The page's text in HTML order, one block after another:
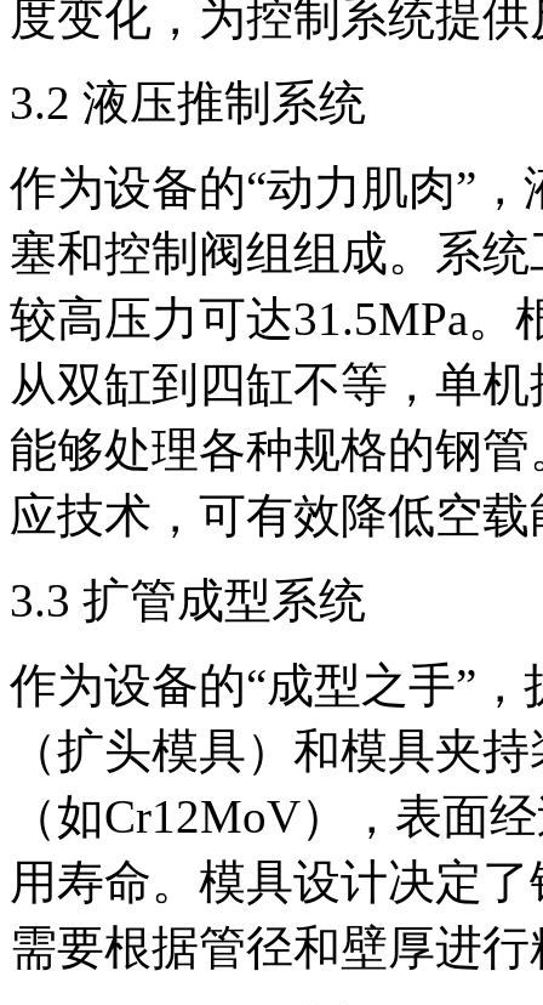
度变化，为控制系统提
3.2 液压推制系统
作为设备的“动力肌肉”
塞和控制阀组组成。系
较高压力可达31.5MPa
从双缸到四缸不等，单
能够处理各种规格的钢
应技术，可有效降低空载
3.3 扩管成型系统
作为设备的“成型之手”
（扩头模具）和模具夹
（如Cr12MoV），表面
用寿命。模具设计决定
需要根据管径和壁厚进